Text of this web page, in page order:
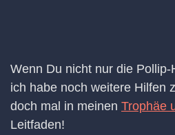
Wenn Du nicht nur die
ich habe noch weitere Hilfen
doch mal in meinen Trophäe
Leitfaden!